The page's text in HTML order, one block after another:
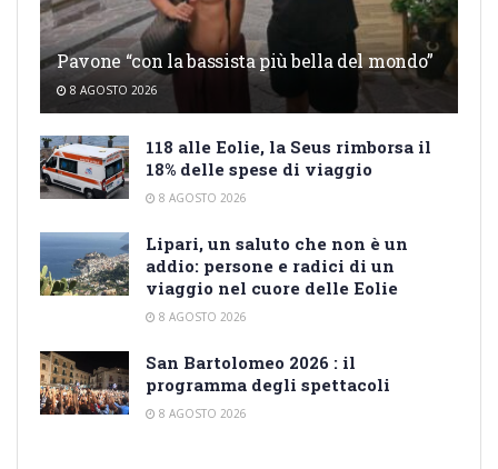
Pavone “con la bassista più bella del mondo”
8 AGOSTO 2026
118 alle Eolie, la Seus rimborsa il
18% delle spese di viaggio
8 AGOSTO 2026
Lipari, un saluto che non è un
addio: persone e radici di un
viaggio nel cuore delle Eolie
8 AGOSTO 2026
San Bartolomeo 2026 : il
programma degli spettacoli
8 AGOSTO 2026